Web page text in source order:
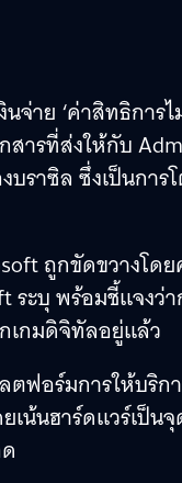
จ่าย ‘ค่าสิทธิกา
สารที่ส่งให้กับ
ราซิล ซึ่งเป็นกา
ถูกขัดขวางโ
ระบุ พร้อมชี้แจง
เกมดิจิทัลอยู่แล้ว
ฟอร์มการให้บริ
เน้นฮาร์ดแวร์เ